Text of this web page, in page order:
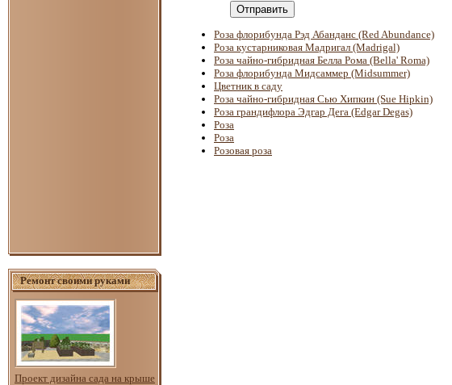
Ремонт своими руками
Проект дизайна сада на крыше
Отправить
Роза флорибунда Рэд Абанданс (Red Abundance)
Роза кустарниковая Мадригал (Madrigal)
Роза чайно-гибридная Белла Рома (Bella' Roma)
Роза флорибунда Мидсаммер (Midsummer)
Цветник в саду
Роза чайно-гибридная Сью Хипкин (Sue Hipkin)
Роза грандифлора Эдгар Дега (Edgar Degas)
Роза
Роза
Розовая роза